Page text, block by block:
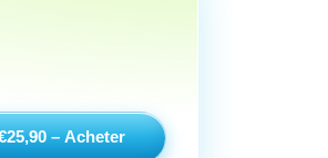
– Acheter